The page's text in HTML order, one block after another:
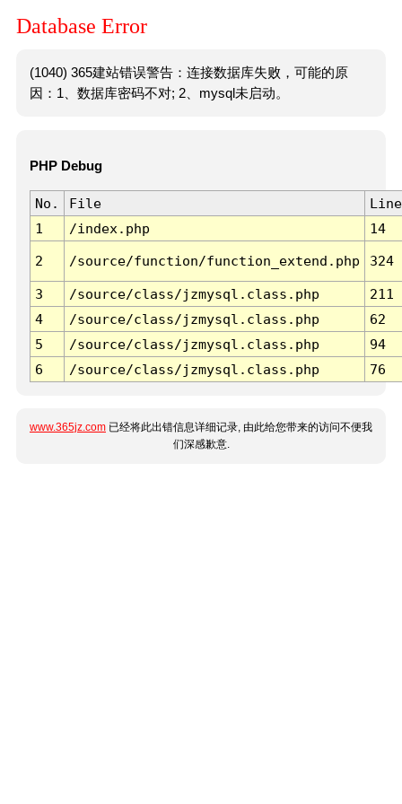
Database Error
(1040) 365建站错误警告：连接数据库失败，可能的原
因：1、数据库密码不对; 2、mysql未启动。
PHP Debug
No. File
Line
1
/index.php 14
2 /source/function/function_extend.php 324
3 /source/class/jzmysql.class.php
211
4
/source/class/jzmysql.class.php
62
5
/source/class/jzmysql.class.php
94
6
/source/class/jzmysql.class.php 76
www.365jz.com 已经将此出错信息详细记录, 由此给您带来的访问不便我
们深感歉意.